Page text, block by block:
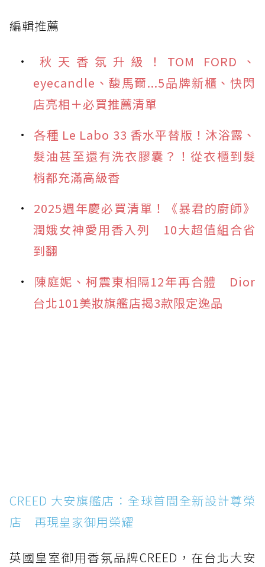
編輯推薦
秋天香氛升級！TOM FORD、
eyecandle、馥馬爾...5品牌新櫃、快閃
店亮相＋必買推薦清單
各種 Le Labo 33 香水平替版！沐浴露、
髮油甚至還有洗衣膠囊？！從衣櫃到髮
梢都充滿高級香
2025週年慶必買清單！《暴君的廚師》
潤娥女神愛用香入列 10大超值組合省
到翻
陳庭妮、柯震東相隔12年再合體 Dior
台北101美妝旗艦店揭3款限定逸品
CREED 大安旗艦店：全球首間全新設計尊榮
店 再現皇家御用榮耀
英國皇室御用香氛品牌CREED，在台北大安